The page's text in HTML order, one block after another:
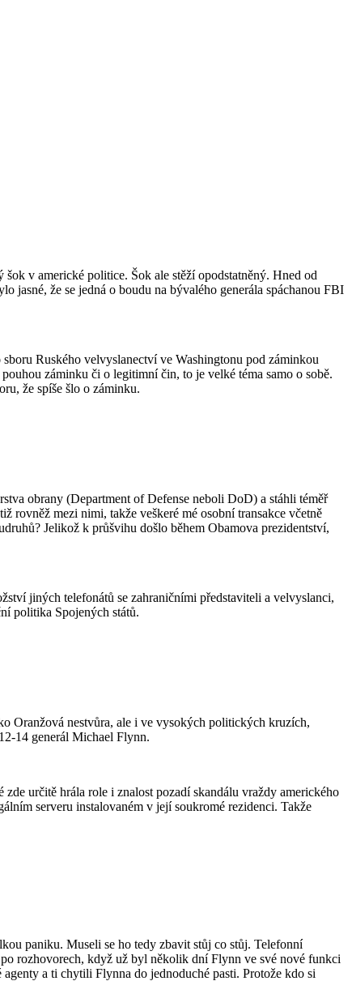
v americké politice. Šok ale stěží opodstatněný. Hned od
jasné, že se jedná o boudu na bývalého generála spáchanou FBI
Ruského velvyslanectví ve Washingtonu pod záminkou
záminku či o legitimní čin, to je velké téma samo o sobě.
že spíše šlo o záminku.
obrany (Department of Defense neboli DoD) a stáhli téměř
rovněž mezi nimi, takže veškeré mé osobní transakce včetně
Jelikož k průšvihu došlo během Obamova prezidentství,
jiných telefonátů se zahraničními představiteli a velvyslanci,
politika Spojených států.
Oranžová nestvůra, ale i ve vysokých politických kruzích,
14 generál Michael Flynn.
určitě hrála role i znalost pozadí skandálu vraždy amerického
serveru instalovaném v její soukromé rezidenci. Takže
paniku. Museli se ho tedy zbavit stůj co stůj. Telefonní
rozhovorech, když už byl několik dní Flynn ve své nové funkci
a ti chytili Flynna do jednoduché pasti. Protože kdo si